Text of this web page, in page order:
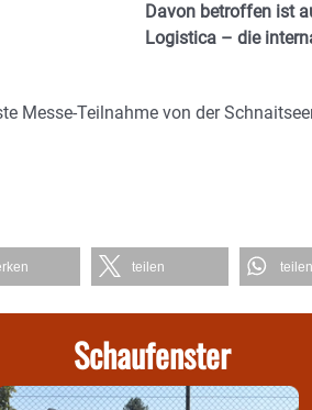
Davon betroffen ist
Logistica – die
Messe-Teilnahme von der
teilen teilen
Schaufenster